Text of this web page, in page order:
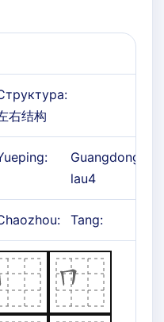
右结构
Guangdong:
lau4
Tang: